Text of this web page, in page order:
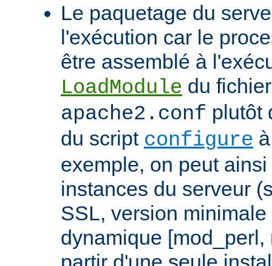
Le paquetage du
l'exécution car le
être assemblé à
LoadModule du
apache2.conf plutôt
du script configure
exemple, on peut
instances du serveur
SSL, version
dynamique